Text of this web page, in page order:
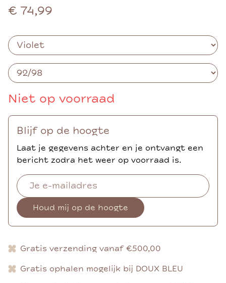
€ 74,99
Niet op voorraad
Blijf op de hoogte
Laat je gegevens achter en je ontvangt een
bericht zodra het weer op voorraad is.
Houd mij op de hoogte
Gratis verzending vanaf €500,00
Gratis ophalen mogelijk bij DOUX BLEU